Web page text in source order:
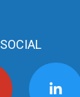
SOCIAL